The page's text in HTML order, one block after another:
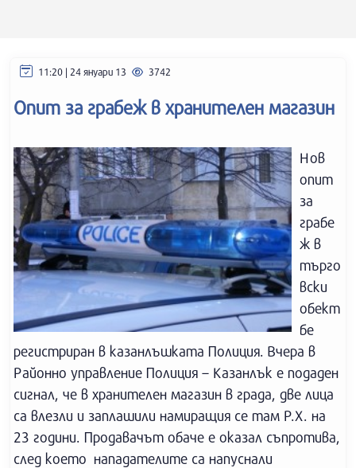
11:20 | 24 януари 13 3742
Опит за грабеж в хранителен магазин
Нов
опит
за
грабе
ж в
търго
вски
обект
бе
регистриран в казанлъшката Полиция. Вчера в
Районно управление Полиция – Казанлък е подаден
сигнал, че в хранителен магазин в града, две лица
са влезли и заплашили намиращия се там Р.Х. на
23 години. Продавачът обаче е оказал съпротива,
след което нападателите са напуснали